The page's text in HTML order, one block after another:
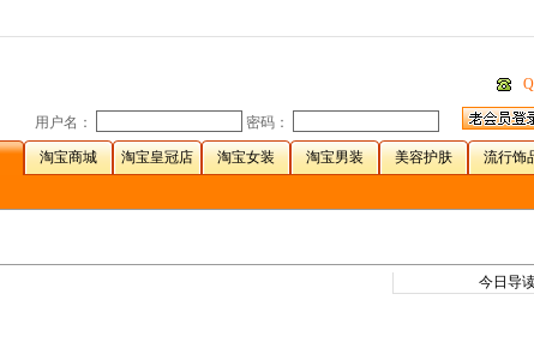
用户名： 密码：
淘宝商城 淘宝皇冠店 淘宝女装 淘宝男装 美容护肤 流行饰
今日导